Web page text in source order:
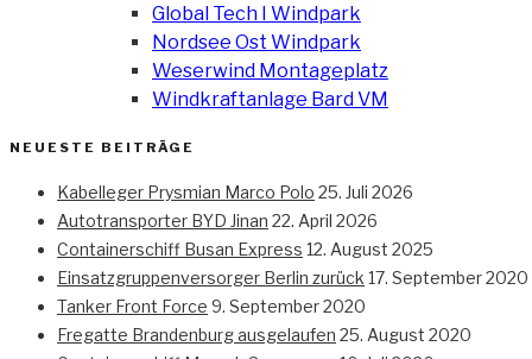
Global Tech I Windpark
Nordsee Ost Windpark
Weserwind Montageplatz
Windkraftanlage Bard VM
NEUESTE BEITRÄGE
Kabelleger Prysmian Marco Polo 25. Juli 2026
Autotransporter BYD Jinan 22. April 2026
Containerschiff Busan Express 12. August 2025
Einsatzgruppenversorger Berlin zurück 17. September 2020
Tanker Front Force 9. September 2020
Fregatte Brandenburg ausgelaufen 25. August 2020